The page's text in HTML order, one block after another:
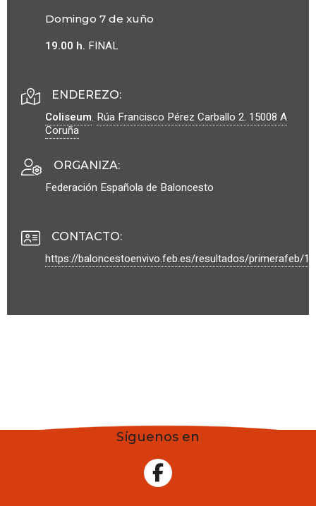
Domingo 7 de xuño
19.00 h. FINAL
ENDEREZO:
Coliseum. Rúa Francisco Pérez Carballo 2. 15008 A
Coruña
ORGANIZA:
Federación Española de Baloncesto
CONTACTO:
https://baloncestoenvivo.feb.es/resultados/primerafeb/1/
Síguenos en